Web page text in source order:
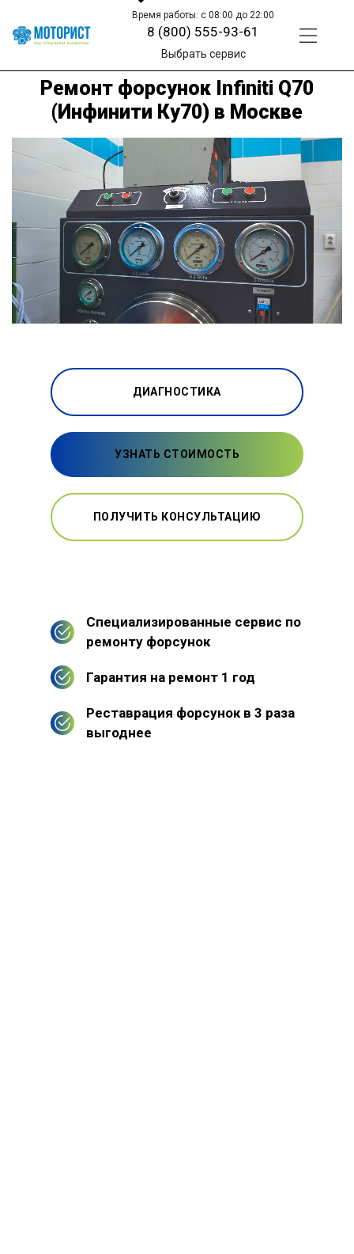
Время работы: с 08:00 до 22:00
8 (800) 555-93-61
Выбрать сервис
Ремонт форсунок Infiniti Q70
(Инфинити Ку70) в Москве
ДИАГНОСТИКА
УЗНАТЬ СТОИМОСТЬ
ПОЛУЧИТЬ КОНСУЛЬТАЦИЮ
Специализированные сервис по
ремонту форсунок
Гарантия на ремонт 1 год
Реставрация форсунок в 3 раза
выгоднее